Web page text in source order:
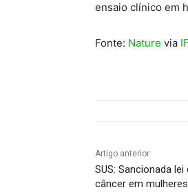
ensaio clínico em
Fonte: Nature via
Artigo anterior
SUS: Sancionada
câncer em mulheres